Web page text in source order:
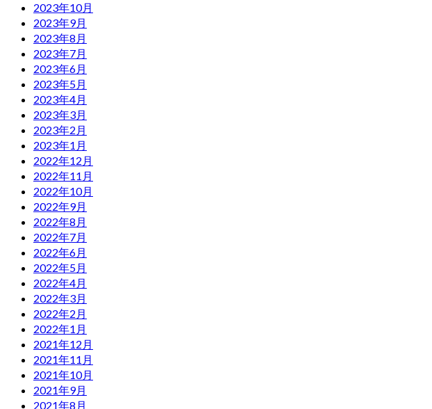
2023年10月
2023年9月
2023年8月
2023年7月
2023年6月
2023年5月
2023年4月
2023年3月
2023年2月
2023年1月
2022年12月
2022年11月
2022年10月
2022年9月
2022年8月
2022年7月
2022年6月
2022年5月
2022年4月
2022年3月
2022年2月
2022年1月
2021年12月
2021年11月
2021年10月
2021年9月
2021年8月